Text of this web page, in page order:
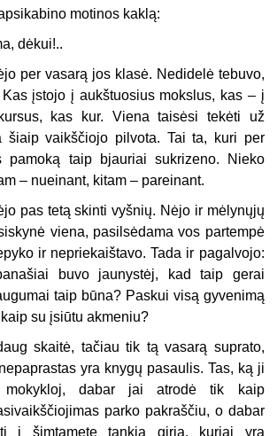
motinos kaklą:
dėkui!..
per vasarą jos klasė. Nedidelė tebuvo,
įstojo į aukštuosius mokslus, kas – į
kas kur. Viena taisėsi tekėti už
šiaip vaikščiojo pilvota. Tai ta, kuri per
pamoką taip bjauriai sukrizeno. Nieko
– nueinant, kitam – pareinant.
pas tetą skinti vyšnių. Nėjo ir mėlynųjų
viena, pasilsėdama vos partempė
ir nepriekaištavo. Tada ir pagalvojo:
buvo jaunystėj, kad taip gerai
taip būna? Paskui visą gyvenimą
su įsiūtu akmeniu?
skaitė, tačiau tik tą vasarą suprato,
yra knygų pasaulis. Tas, ką ji
mokykloj, dabar jai atrodė tik kaip
parko pakraščiu, o dabar
į šimtametę tankią girią, kuriai yra